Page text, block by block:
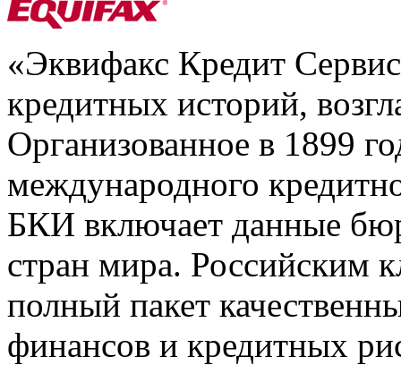
«Эквифакс Кредит
кредитных историй,
Организованное в 1899
международного
БКИ включает данные
стран мира. Российским
полный пакет
финансов и кредитных